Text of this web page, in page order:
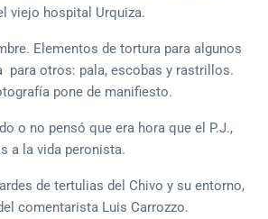
viejo hospital Urquiza.
Elementos de tortura para algunos
para otros: pala, escobas y rastrillos.
pone de manifiesto.
o no pensó que era hora que el P.J.,
a la vida peronista.
de tertulias del Chivo y su entorno,
comentarista Luis Carrozzo.